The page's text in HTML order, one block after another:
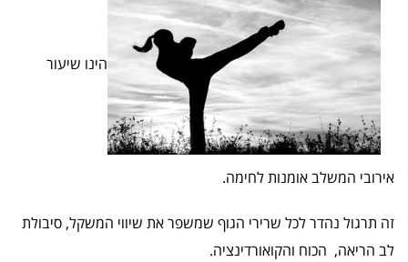
הינו שיעור
אירובי המשלב אומנות לחימה.
זה תרגול נהדר לכל שרירי הגוף שמשפר את שיווי המשקל, סיבולת
לב הריאה, הכוח והקואורדינציה.